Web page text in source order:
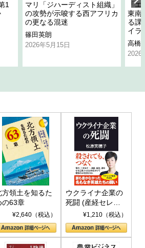
1
マリ「ジハーディスト組織」
の攻勢が示唆する西アフリカ
の更なる混迷
篠田英朗
2026年5月15日
「
東南
る課
イラ
高橋
2026
方領土を知るた
の63章
¥2,640（税込）
ウクライナ企業の
死闘 (産経セレク
ト S 039)¥1,210（税込）